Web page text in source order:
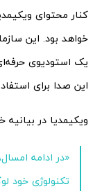
کنار محتوای
خواهد بود. این
یک استودیوی
این صدا برای
ویکیمدیا در
«در ادامه
تکنولوژی خود